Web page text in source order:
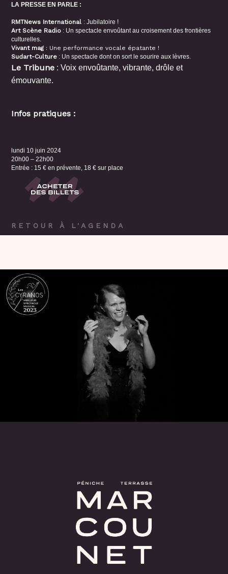
LA PRESSE EN PARLE :
RMTNews International : Jubilatoire !
Art Scène Radio : Un spectacle envoûtant au croisement des frontières
culturelles.
Vivant mag : Une performance vocale épatante !
Sudart-Culture : Un spectacle dont on sort le sourire aux lèvres.
Le Tribune : Voix envoûtante, vibrante, drôle et
émouvante.
Infos pratiques :
lundi 10 juin 2024
20h00 – 22h00
Entrée : 15 € en prévente, 18 € sur place
RETOUR À L'AGENDA